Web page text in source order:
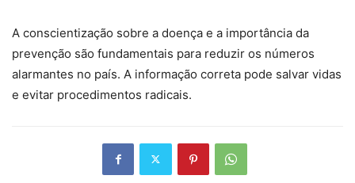
A conscientização sobre a doença e a importância da
prevenção são fundamentais para reduzir os números
alarmantes no país. A informação correta pode salvar vidas
e evitar procedimentos radicais.